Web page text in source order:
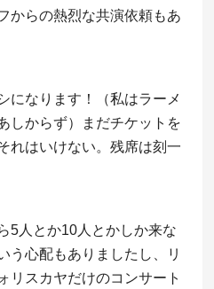
からの熱烈な共演依頼もあ
になります！（私はラーメ
しからず）まだチケットを
れはいけない。残席は刻一
5人とか10人とかしか来な
う心配もありましたし、リ
リスカヤだけのコンサート